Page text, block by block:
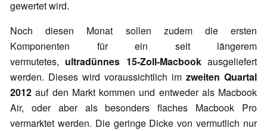
gewertet wird.
Noch diesen Monat sollen zudem die ersten
Komponenten für ein seit längerem
vermutetes, ultradünnes 15-Zoll-Macbookausgeliefert
werden. Dieses wird voraussichtlich im zweiten Quartal
2012 auf den Markt kommen und entweder als Macbook
Air, oder aber als besonders flaches Macbook Pro
vermarktet werden. Die geringe Dicke von vermutlich nur